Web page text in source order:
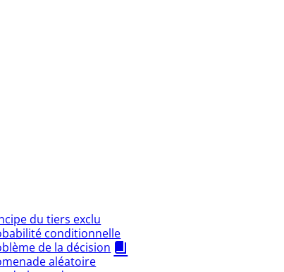
du tiers exclu
conditionnelle
de la décision
aléatoire